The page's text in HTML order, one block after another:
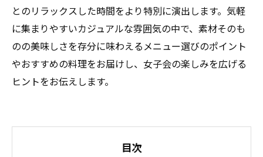
とのリラックスした時間をより特別に演出します。気軽
に集まりやすいカジュアルな雰囲気の中で、素材そのも
のの美味しさを存分に味わえるメニュー選びのポイント
やおすすめの料理をお届けし、女子会の楽しみを広げる
ヒントをお伝えします。
目次